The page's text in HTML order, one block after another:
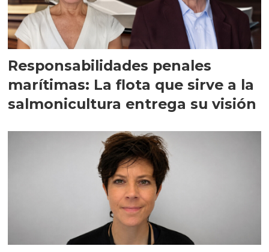
Responsabilidades penales
marítimas: La flota que sirve a la
salmonicultura entrega su visión